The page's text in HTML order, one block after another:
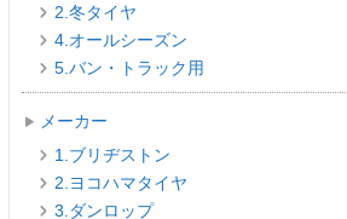
2.冬タイヤ
4.オールシーズン
5.バン・トラック用
メーカー
1.ブリヂストン
2.ヨコハマタイヤ
3.ダンロップ